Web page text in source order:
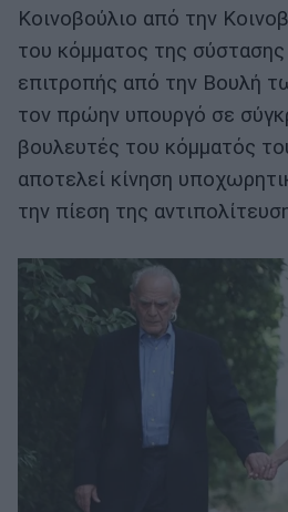
Κοινοβούλιο από την
του κόμματος της
επιτροπής από την Βουλή
τον πρώην υπουργό σε
βουλευτές του κόμματός
αποτελεί κίνηση
την πίεση της